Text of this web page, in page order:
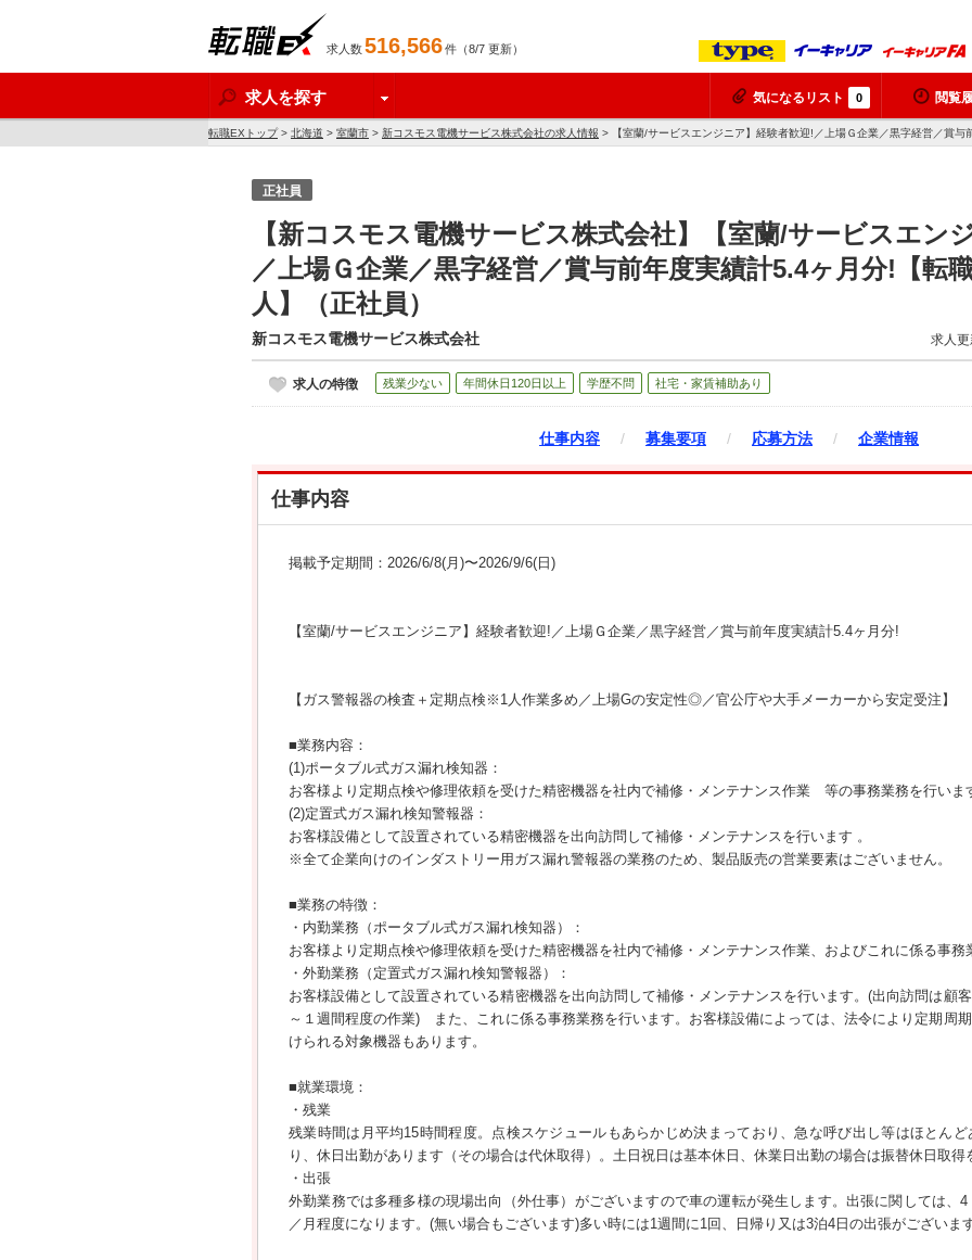
求人数516,566件（8/7 更新）
求人を探す 気になるリスト 0 閲覧
転職EXトップ> 北海道 > 室蘭市 > 新コスモス電機サービス株式会社の求人情報 > 【室蘭/サービスエンジニア】経験者歓迎!／上場Ｇ企業／黒字経営／賞与
正社員
【新コスモス電機サービス株式会社】【室蘭/サービスエン
／上場Ｇ企業／黒字経営／賞与前年度実績計5.4ヶ月分!【転
人】（正社員）
新コスモス電機サービス株式会社 求人
求人の特徴 残業少ない 年間休日120日以上 学歴不問 社宅・家賃補助あり
仕事内容 / 募集要項 / 応募方法 / 企業情報
仕事内容
掲載予定期間：2026/6/8(月)〜2026/9/6(日)
【室蘭/サービスエンジニア】経験者歓迎!／上場Ｇ企業／黒字経営／賞与前年度実績計5.4ヶ月分!
【ガス警報器の検査＋定期点検※1人作業多め／上場Gの安定性◎／官公庁や大手メーカーから安定受注】
■業務内容：
(1)ポータブル式ガス漏れ検知器：
お客様より定期点検や修理依頼を受けた精密機器を社内で補修・メンテナンス作業 等の事務業務を行いま
(2)定置式ガス漏れ検知警報器：
お客様設備として設置されている精密機器を出向訪問して補修・メンテナンスを行います 。
※全て企業向けのインダストリー用ガス漏れ警報器の業務のため、製品販売の営業要素はございません。
■業務の特徴：
・内勤業務（ポータブル式ガス漏れ検知器）：
お客様より定期点検や修理依頼を受けた精密機器を社内で補修・メンテナンス作業、およびこれに係る事務
・外勤業務（定置式ガス漏れ検知警報器）：
お客様設備として設置されている精密機器を出向訪問して補修・メンテナンスを行います。(出向訪問は顧
～１週間程度の作業) また、これに係る事務業務を行います。お客様設備によっては、法令により定期周
けられる対象機器もあります。
■就業環境：
・残業
残業時間は月平均15時間程度。点検スケジュールもあらかじめ決まっており、急な呼び出し等はほとん
り、休日出勤があります（その場合は代休取得）。土日祝日は基本休日、休業日出勤の場合は振替休日取得
・出張
外勤業務では多種多様の現場出向（外仕事）がございますので車の運転が発生します。出張に関しては、
／月程度になります。(無い場合もございます)多い時には1週間に1回、日帰り又は3泊4日の出張がございます